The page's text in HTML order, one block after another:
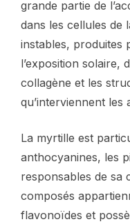
grande partie de
dans les cellules de
instables, produites
l’exposition solaire,
collagène et les
qu’interviennent les
La myrtille est
anthocyanines, les
responsables de sa
composés
flavonoïdes et